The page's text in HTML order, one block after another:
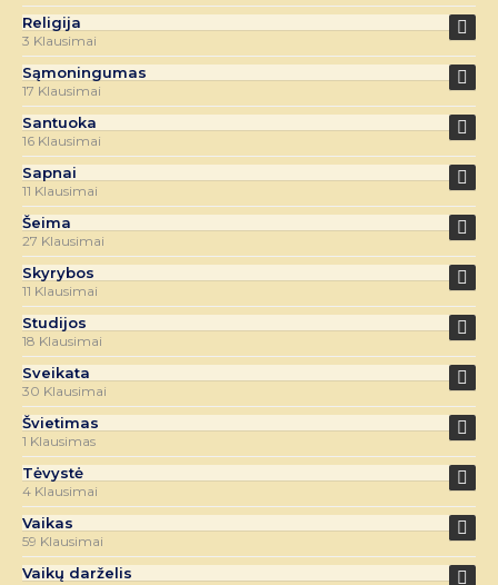
Religija
3 Klausimai
Sąmoningumas
17 Klausimai
Santuoka
16 Klausimai
Sapnai
11 Klausimai
Šeima
27 Klausimai
Skyrybos
11 Klausimai
Studijos
18 Klausimai
Sveikata
30 Klausimai
Švietimas
1 Klausimas
Tėvystė
4 Klausimai
Vaikas
59 Klausimai
Vaikų darželis